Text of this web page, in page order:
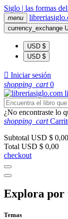
Siglo | las formas
menu libreriasiglo
currency_exchange
USD $
USD $
 Iniciar sesión
shopping_cart 0
¿No encontraste lo
shopping_cart
Subtotal USD $ 0,00
Total USD $ 0,00
checkout
Explora por
Temas